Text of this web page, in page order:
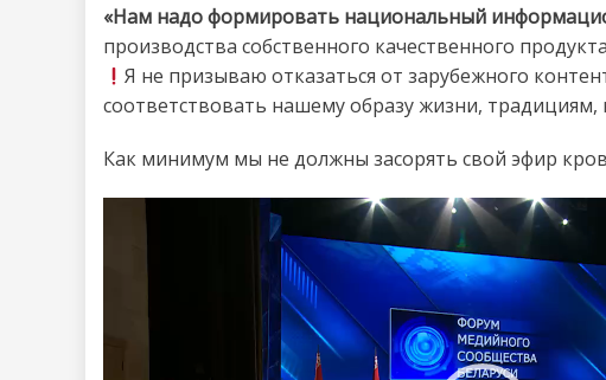
«Нам надо формировать национальный
производства собственного качественного
Я не призываю отказаться от зарубежного
соответствовать нашему образу жизни, традициям,
Как минимум мы не должны засорять свой эфир